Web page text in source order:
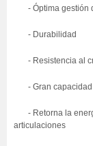
- Óptima gestión
- Durabilidad
- Resistencia al
- Gran capacidad
- Retorna la
articulaciones